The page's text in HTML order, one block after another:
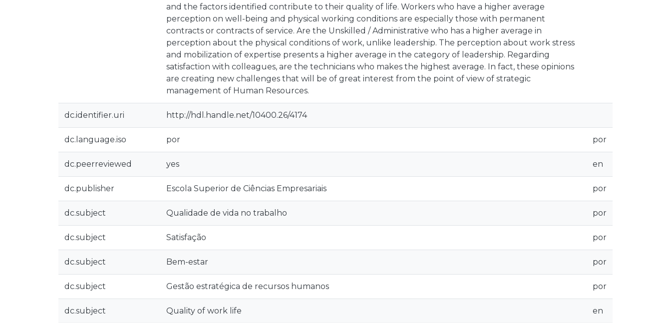
and the factors identified contribute to their quality of life. Workers who have a higher average
perception on well-being and physical working conditions are especially those with permanent
contracts or contracts of service. Are the Unskilled / Administrative who has a higher average in
perception about the physical conditions of work, unlike leadership. The perception about work stress
and mobilization of expertise presents a higher average in the category of leadership. Regarding
satisfaction with colleagues, are the technicians who makes the highest average. In fact, these opinions
are creating new challenges that will be of great interest from the point of view of strategic
management of Human Resources.
dc.identifier.uri http://hdl.handle.net/10400.26/4174
dc.language.iso por por
dc.peerreviewed yes en
dc.publisher Escola Superior de Ciências Empresariais por
dc.subject Qualidade de vida no trabalho por
dc.subject Satisfação por
dc.subject Bem-estar por
dc.subject Gestão estratégica de recursos humanos por
dc.subject Quality of work life en